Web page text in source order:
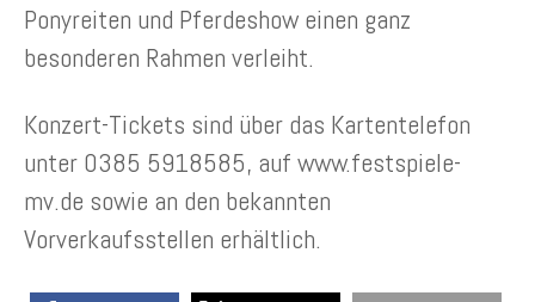
Ponyreiten und Pferdeshow einen ganz
besonderen Rahmen verleiht.
Konzert-Tickets sind über das Kartentelefon
unter 0385 5918585, auf www.festspiele-
mv.de sowie an den bekannten
Vorverkaufsstellen erhältlich.